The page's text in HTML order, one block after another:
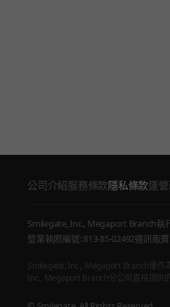
公司介紹服務條款隱私條款運
Smilegate, Inc., Megaport Branch執
營業執照編號: 813-85-02492通訊販
Smilegate, Inc., Megaport Branch僅作
Inc., Megaport Branch分公司直接提供